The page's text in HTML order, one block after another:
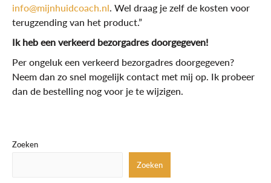
info@mijnhuidcoach.nl. Wel draag je zelf de kosten voor
terugzending van het product.”
Ik heb een verkeerd bezorgadres doorgegeven!
Per ongeluk een verkeerd bezorgadres doorgegeven?
Neem dan zo snel mogelijk contact met mij op. Ik probeer
dan de bestelling nog voor je te wijzigen.
Zoeken
Zoeken